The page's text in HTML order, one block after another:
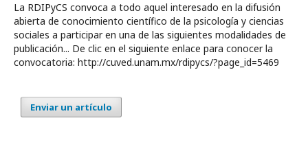
La RDIPyCS convoca a todo aquel interesado en la difusión
abierta de conocimiento científico de la psicología y ciencias
sociales a participar en una de las siguientes modalidades de
publicación... De clic en el siguiente enlace para conocer la
convocatoria: http://cuved.unam.mx/rdipycs/?page_id=5469
Enviar un artículo